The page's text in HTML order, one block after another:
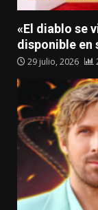
«El diablo se
disponible en
29 julio, 2026